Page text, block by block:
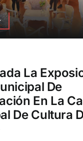
La
De
En La
De Cultura